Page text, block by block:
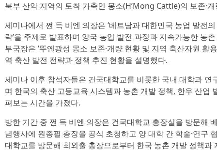
북부 산악 지역의 토착 가축인 몽소(H’Mong Cattle)의 보존·
세미나에서 쩐 득 비엔 의장은 ‘베트남과 대한민국 농업 발전
략’을 주제로 발표하며 양국 농업 발전 과정과 지속가능한 농
부국장은 ‘뚜옌꽝성 몽소 보존·개량 현황 및 지역 축산자원 활
역 축산 발전 전략과 정책 추진 현황을 설명했다.
세미나 이후 참석자들은 건국대학교를 비롯한 국내 대학과 연
며 한국의 축산 고등교육 시스템과 농촌 개발 정책, 한우 산업
펴보는 시간을 가졌다.
방한 기간 중 쩐 득 비엔 의장은 건국대학교 총장실을 방문해
념행사에 원종필 총장을 공식 초청하고 양 대학 간 학술·연구
대학교를 방문해 최외출 총장으로부터 한국 농촌 개발 정책과